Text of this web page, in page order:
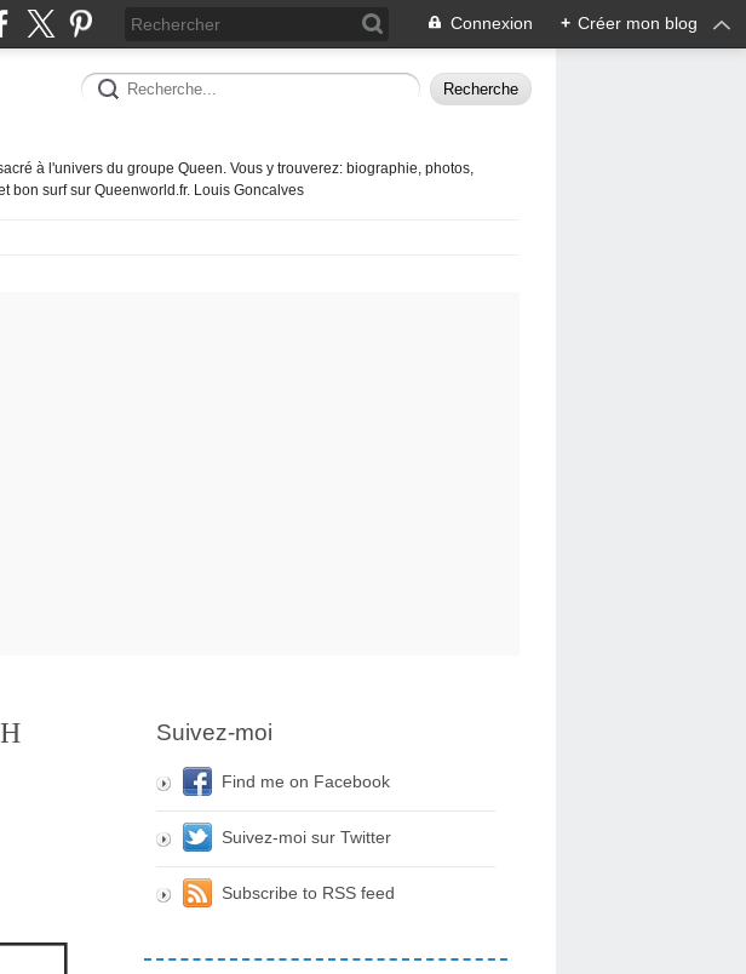
Connexion + Créer mon blog
à l'univers du groupe Queen. Vous y trouverez: biographie, photos,
bon surf sur Queenworld.fr. Louis Goncalves
Suivez-moi
Find me on Facebook
Suivez-moi sur Twitter
Subscribe to RSS feed